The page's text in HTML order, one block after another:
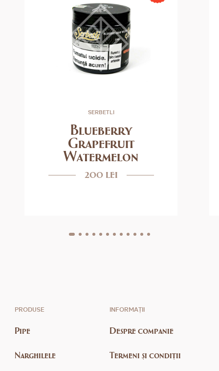
SERBETLI
Blueberry
Grapefruit
Watermelon
200 lei
PRODUSE
Pipe
Narghilele
INFORMAȚII
Despre companie
Termeni și condiții